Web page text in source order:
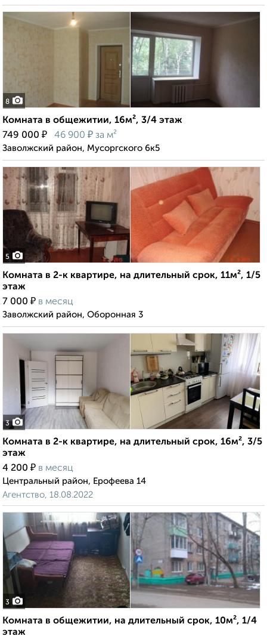
8
Комната в общежитии, 16м², 3/4 этаж
749 000 ₽ 46 900 ₽ за м²
Заволжский район, Мусоргского 6к5
5
Комната в 2-к квартире, на длительный срок, 11м², 1/5
этаж
7 000 ₽ в месяц
Заволжский район, Оборонная 3
3
Комната в 2-к квартире, на длительный срок, 16м², 3/5
этаж
4 200 ₽ в месяц
Центральный район, Ерофеева 14
Агентство, 18.08.2022
3
Комната в общежитии, на длительный срок, 10м², 1/4
этаж